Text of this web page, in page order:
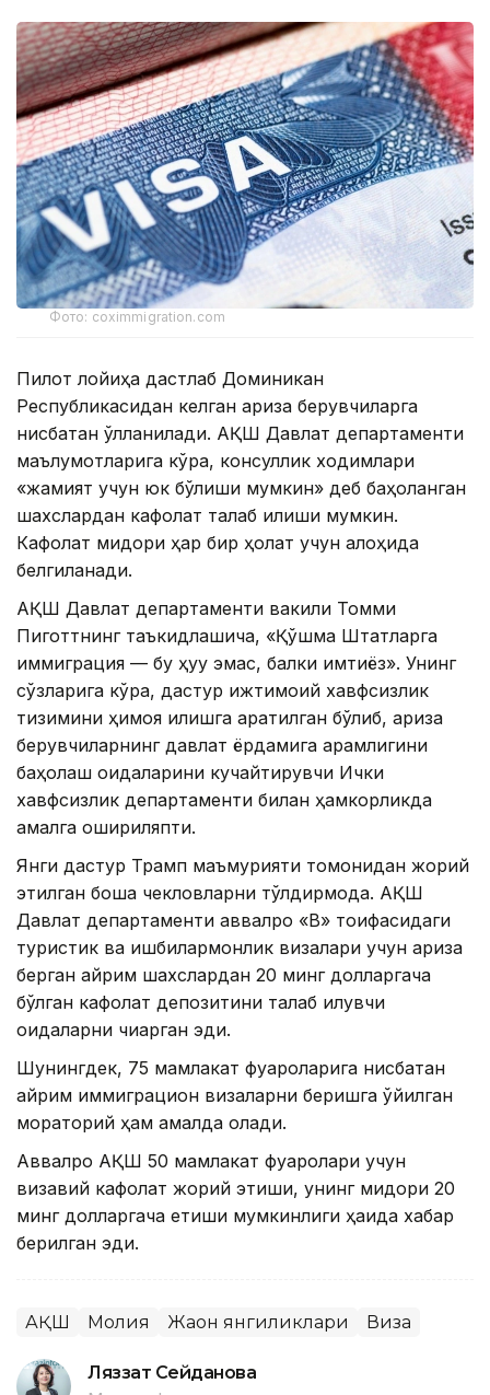
Фото: coximmigration.com
Пилот лойиҳа дастлаб Доминикан
Республикасидан келган ариза берувчиларга
нисбатан қўлланилади. АҚШ Давлат департаменти
маълумотларига кўра, консуллик ходимлари
«жамият учун юк бўлиши мумкин» деб баҳоланган
шахслардан кафолат талаб қилиши мумкин.
Кафолат миқдори ҳар бир ҳолат учун алоҳида
белгиланади.
АҚШ Давлат департаменти вакили Томми
Пиготтнинг таъкидлашича, «Қўшма Штатларга
иммиграция — бу ҳуқуқ эмас, балки имтиёз». Унинг
сўзларига кўра, дастур ижтимоий хавфсизлик
тизимини ҳимоя қилишга қаратилган бўлиб, ариза
берувчиларнинг давлат ёрдамига қарамлигини
баҳолаш қоидаларини кучайтирувчи Ички
хавфсизлик департаменти билан ҳамкорликда
амалга ошириляпти.
Янги дастур Трамп маъмурияти томонидан жорий
этилган бошқа чекловларни тўлдирмоқда. АҚШ
Давлат департаменти аввалроқ «B» тоифасидаги
туристик ва ишбилармонлик визалари учун ариза
берган айрим шахслардан 20 минг долларгача
бўлган кафолат депозитини талаб қилувчи
қоидаларни чиқарган эди.
Шунингдек, 75 мамлакат фуқароларига нисбатан
айрим иммиграцион визаларни беришга қўйилган
мораторий ҳам амалда қолади.
Аввалроқ АҚШ 50 мамлакат фуқаролари учун
визавий кафолат жорий этиши, унинг миқдори 20
минг долларгача етиши мумкинлиги ҳақида хабар
берилган эди.
АҚШ Молия Жаҳон янгиликлари Виза
Ляззат Сейданова